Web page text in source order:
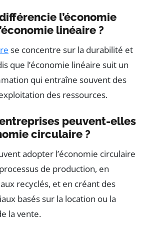
l’économie
linéaire ?
se concentre sur la durabilité et
que l’économie linéaire suit un
qui entraîne souvent des
des ressources.
peuvent-elles
circulaire ?
adopter l’économie circulaire
de production, en
recyclés, et en créant des
basés sur la location ou la
la vente.